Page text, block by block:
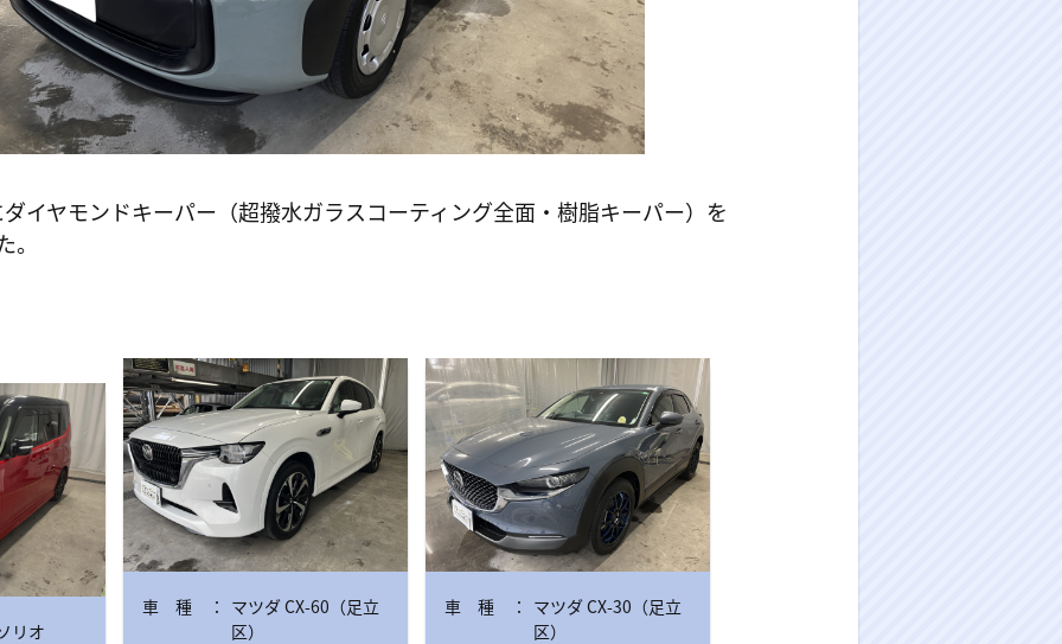
イヤモンドキーパー（超撥水ガラスコーティング全面・樹脂キーパー）を
リオ
マツダ CX-60（足立
区）
マツダ CX-30（足立
区）